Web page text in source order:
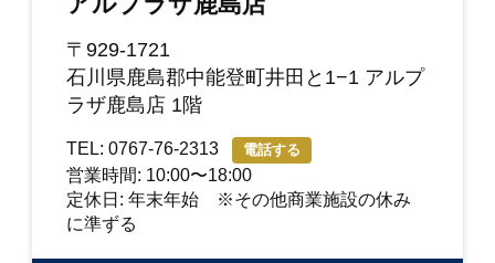
〒929-1721
石川県鹿島郡中能登町井田と1−1 アルプ
ラザ鹿島店 1階
TEL: 0767-76-2313 電話する
営業時間: 10:00〜18:00
定休日: 年末年始 ※その他商業施設の休み
に準ずる